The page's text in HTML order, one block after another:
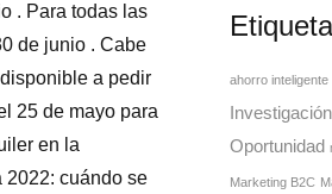
. Para todas las
de junio . Cabe
a pedir
25 de mayo para
en la
2022: cuándo se
ahorro inteligente
Oportunidad
Marketing B2C